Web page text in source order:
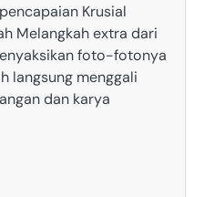
Krusial
Melangkah extra dari
foto-fotonya
langsung menggali
dan karya